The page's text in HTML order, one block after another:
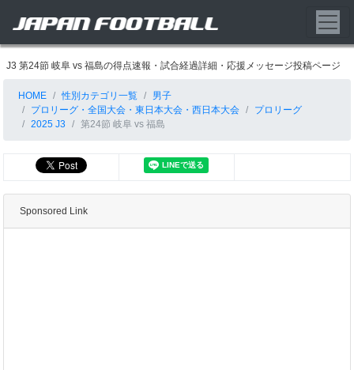
J3 第24節 岐阜 vs 福島の得点速報・試合経過詳細・応援メッセージ投稿ページ
HOME 性別カテゴリ一覧
男子
プロリーグ・全国大会・東日本大会・西日本大会
プロリーグ
2025 J3
第24節 岐阜 vs 福島
Sponsored Link